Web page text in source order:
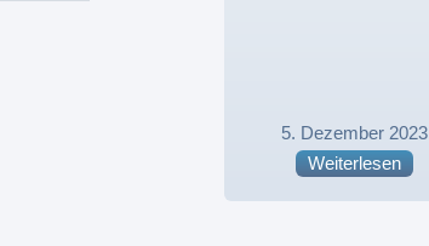
5. Dezember 2023
Weiterlesen